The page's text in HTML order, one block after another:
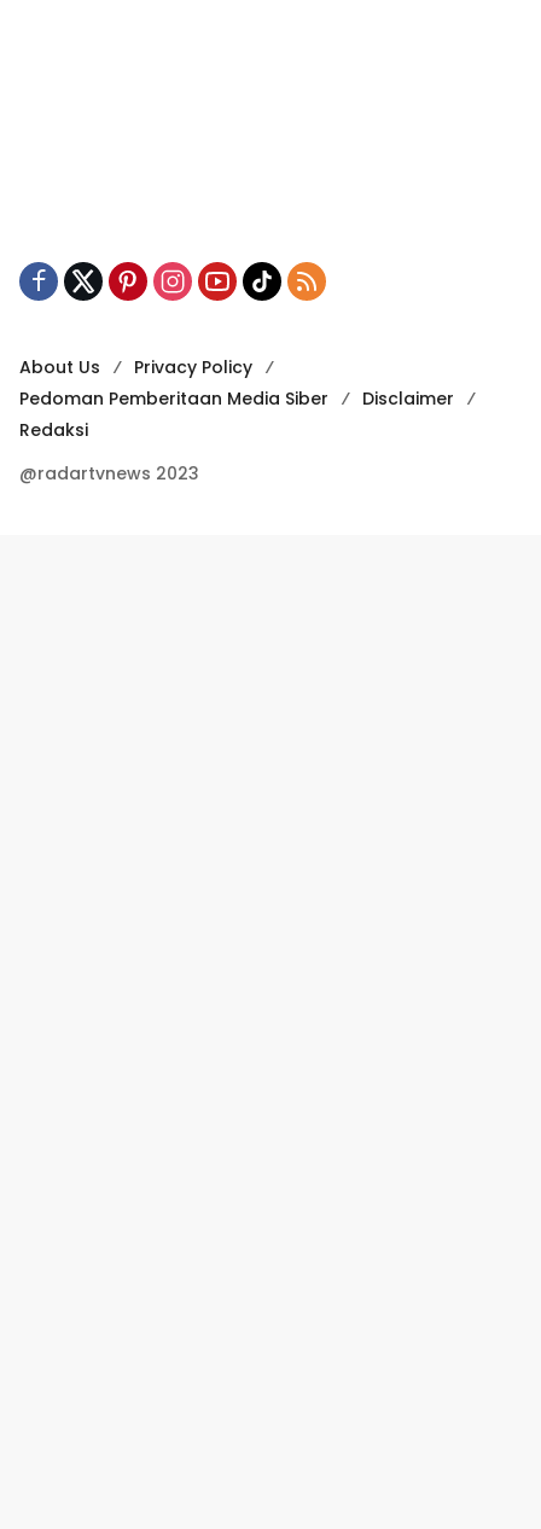
About Us
Privacy Policy
Pedoman Pemberitaan Media Siber
Disclaimer
Redaksi
@radartvnews 2023